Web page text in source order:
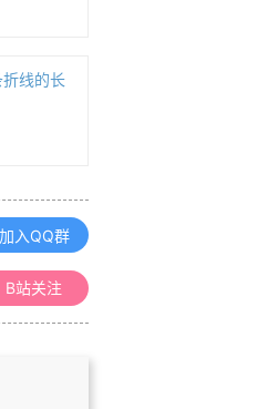
线的长
加入QQ群
B站关注